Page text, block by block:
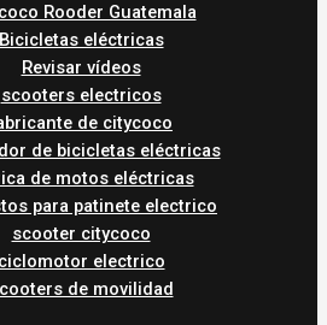
Rooder Guatemala
Bicicletas eléctricas
Revisar vídeos
scooters electricos
de citycoco
de bicicletas eléctricas
de motos eléctricas
para patinete electrico
scooter citycoco
ciclomotor electrico
de movilidad